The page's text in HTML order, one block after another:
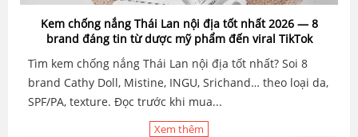
Kem chống nắng Thái Lan nội địa tốt nhất 2026 — 8
brand đáng tin từ dược mỹ phẩm đến viral TikTok
Tìm kem chống nắng Thái Lan nội địa tốt nhất? Soi 8
brand Cathy Doll, Mistine, INGU, Srichand… theo loại da,
SPF/PA, texture. Đọc trước khi mua...
Xem thêm